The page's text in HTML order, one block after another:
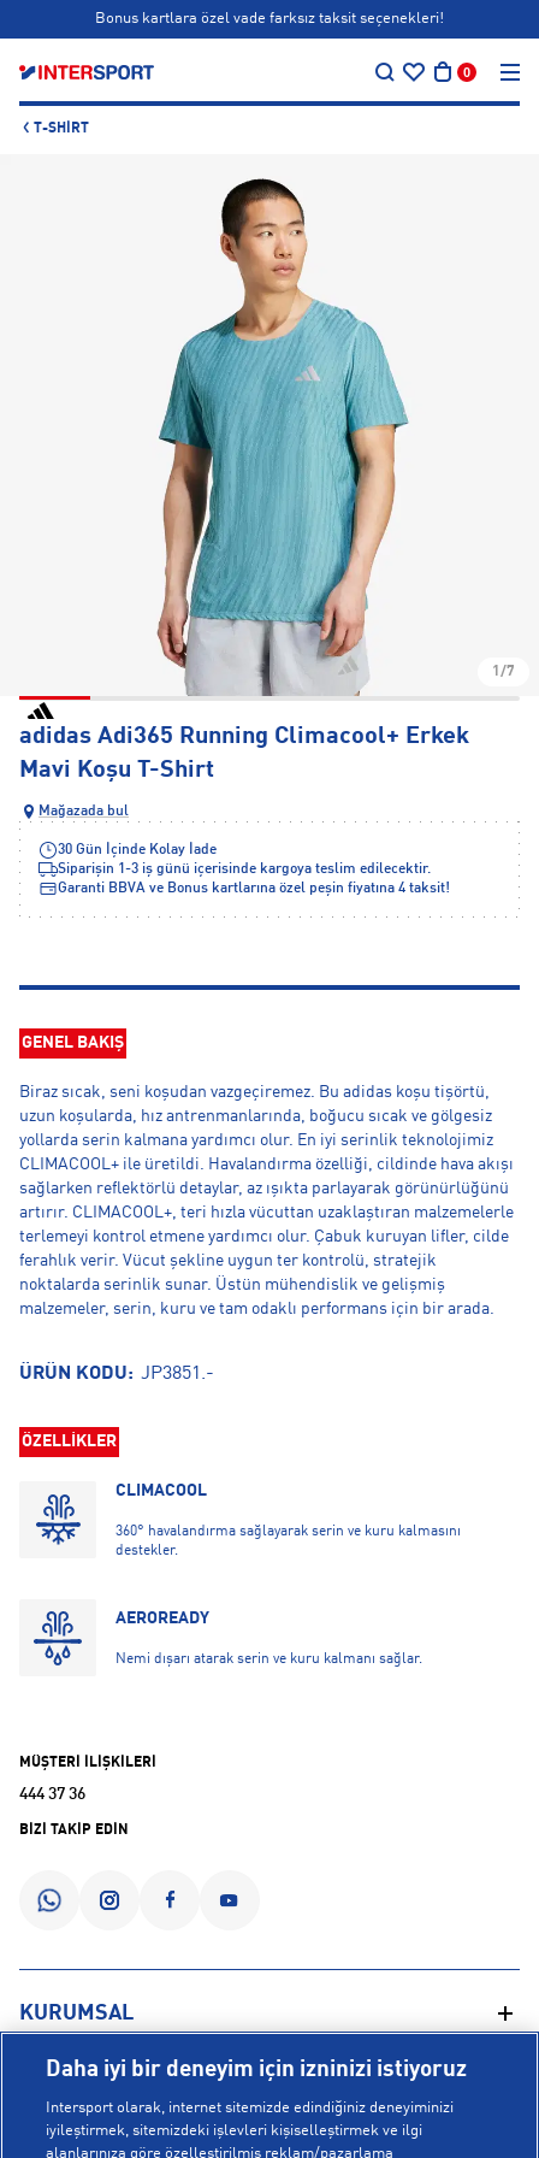
Bonus kartlara özel vade farksız taksit seçenekleri!
0
T-SHIRT
1/7
adidas Adi365 Running Climacool+ Erkek
Mavi Koşu T-Shirt
Mağazada bul
30 Gün İçinde Kolay İade
Siparişin 1-3 iş günü içerisinde kargoya teslim edilecektir.
Garanti BBVA ve Bonus kartlarına özel peşin fiyatına 4 taksit!
GENEL BAKIŞ
Biraz sıcak, seni koşudan vazgeçiremez. Bu adidas koşu tişörtü,
uzun koşularda, hız antrenmanlarında, boğucu sıcak ve gölgesiz
yollarda serin kalmana yardımcı olur. En iyi serinlik teknolojimiz
CLIMACOOL+ ile üretildi. Havalandırma özelliği, cildinde hava akışı
sağlarken reflektörlü detaylar, az ışıkta parlayarak görünürlüğünü
artırır. CLIMACOOL+, teri hızla vücuttan uzaklaştıran malzemelerle
terlemeyi kontrol etmene yardımcı olur. Çabuk kuruyan lifler, cilde
ferahlık verir. Vücut şekline uygun ter kontrolü, stratejik
noktalarda serinlik sunar. Üstün mühendislik ve gelişmiş
malzemeler, serin, kuru ve tam odaklı performans için bir arada.
ÜRÜN KODU: JP3851.-
ÖZELLİKLER
CLIMACOOL
360° havalandırma sağlayarak serin ve kuru kalmasını
destekler.
AEROREADY
Nemi dışarı atarak serin ve kuru kalmanı sağlar.
MÜŞTERİ İLİŞKİLERİ
444 37 36
BİZİ TAKİP EDİN
KURUMSAL
Hakkımızda
Mağazalarımız
YARDIM
Daha iyi bir deneyim için izninizi istiyoruz
Intersport olarak, internet sitemizde edindiğiniz deneyiminizi
iyileştirmek, sitemizdeki işlevleri kişiselleştirmek ve ilgi
alanlarınıza göre özelleştirilmiş reklam/pazarlama